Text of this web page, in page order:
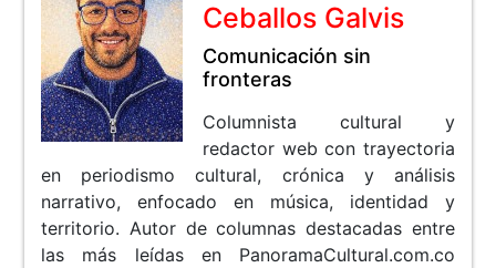
Ceballos Galvis
Comunicación sin
fronteras
Columnista cultural y
redactor web con trayectoria
en periodismo cultural, crónica y análisis
narrativo, enfocado en música, identidad y
territorio. Autor de columnas destacadas entre
las más leídas en PanoramaCultural.com.co